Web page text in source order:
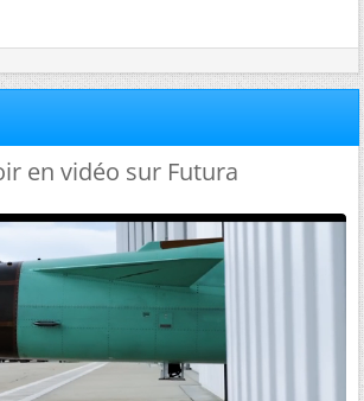
en vidéo sur Futura